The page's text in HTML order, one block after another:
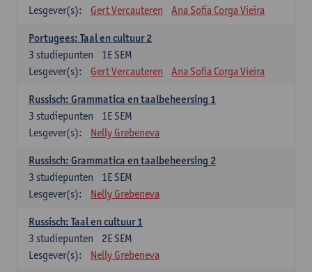
Lesgever(s):
Gert Vercauteren Ana Sofia Corga Vieira
Portugees: Taal en cultuur 2
1E SEM
3 studiepunten
Lesgever(s):
Gert Vercauteren Ana Sofia Corga Vieira
Russisch: Grammatica en taalbeheersing 1
1E SEM
3 studiepunten
Lesgever(s):
Nelly Grebeneva
Russisch: Grammatica en taalbeheersing 2
1E SEM
3 studiepunten
Lesgever(s):
Nelly Grebeneva
Russisch: Taal en cultuur 1
2E SEM
3 studiepunten
Lesgever(s):
Nelly Grebeneva